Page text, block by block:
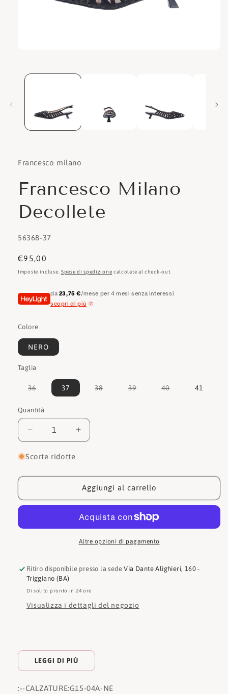
Francesco milano
Francesco Milano
Decollete
SKU:
56368-37
Prezzo
di
€95,00
Imposte incluse. Spese di spedizione calcolate al check-out.
da 23,75 €/mese per 4 mesi senza interessi
scopri di più
Colore
NERO
Taglia
36Variante
esaurita
non
37 38Variante
39Variante
40Variante
41
Quantità
Quantità
Diminuisci
quantità
per
Milano
Aumenta
quantità
Milano
Decollete
Scorte ridotte
Aggiungi al carrello
Altre opzioni di pagamento
Ritiro disponibile presso la sedeVia Dante Alighieri, 160 -
Triggiano (BA)
Di solito pronto in 24 ore
Visualizza i dettagli del negozio
LEGGI DI PIÙ
:--CALZATURE:G15-04A-NE